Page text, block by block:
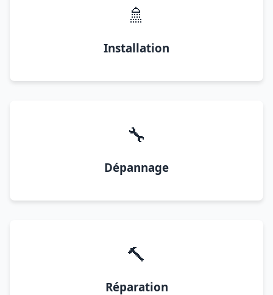
🚿
Installation
🔧
Dépannage
🔨
Réparation